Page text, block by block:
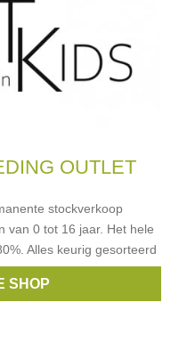
OUTLET
stockverkoop
van 0 tot 16 jaar. Het hele
Alles keurig gesorteerd
Il Gufo,
SHOP